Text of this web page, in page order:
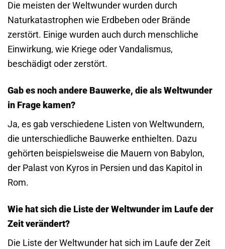
Die meisten der Weltwunder wurden durch
Naturkatastrophen wie Erdbeben oder Brände
zerstört. Einige wurden auch durch menschliche
Einwirkung, wie Kriege oder Vandalismus,
beschädigt oder zerstört.
Gab es noch andere Bauwerke, die als Weltwunder
in Frage kamen?
Ja, es gab verschiedene Listen von Weltwundern,
die unterschiedliche Bauwerke enthielten. Dazu
gehörten beispielsweise die Mauern von Babylon,
der Palast von Kyros in Persien und das Kapitol in
Rom.
Wie hat sich die Liste der Weltwunder im Laufe der
Zeit verändert?
Die Liste der Weltwunder hat sich im Laufe der Zeit